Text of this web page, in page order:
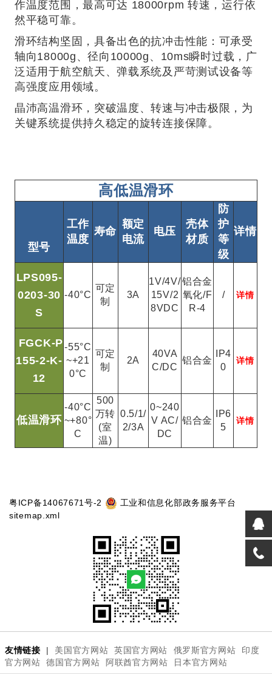
作温度范围，最高可达 18000rpm 转速，运行依
然平稳可靠。
滑环结构坚固，具备出色的抗冲击性能：可承受
轴向18000g、径向10000g、10ms瞬时过载，广
泛适用于航空航天、弹载系统及严苛测试设备等
高强度应用领域。
晶沛高温滑环，突破温度、转速与冲击极限，为
关键系统提供持久稳定的旋转连接保障。
高低温滑环
型号
工作
温度
寿命
额定
电流
电压
壳体
材质
防
护
等
级
详情
LPS095-
0203-30
S
-40°C
可定
制
3A
1V/4V/
15V/2
8VDC
铝合金
氧化/F
R-4
/ 详情
FGCK-P
155-2-K-
12
-55°C
~+21
0°C
可定
制
2A
40VA
C/DC
铝合金
IP4
0
详情
低温滑环
-40°C
~+80°
C
500
万转
(室
温)
0.5/1/
2/3A
0~240
V AC/
DC
铝合金
IP6
5
详情
粤ICP备14067671号-2
工业和信息化部政务服务平台
sitemap.xml
友情链接 | 美国官方网站 英国官方网站 俄罗斯官方网站
印度
官方网站
德国官方网站 阿联酋官方网站 日本官方网站